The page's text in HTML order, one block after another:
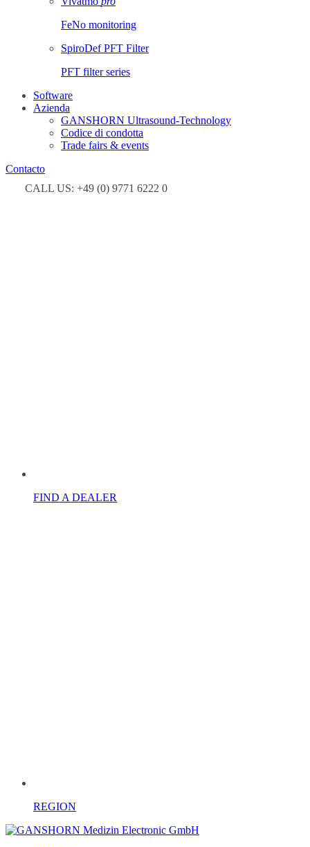
FeNo monitoring
SpiroDef PFT Filter
PFT filter series
Software
Azienda
GANSHORN Ultrasound-Technology
Codice di condotta
Trade fairs & events
Contacto
CALL US: +49 (0) 9771 6222 0
FIND A DEALER
REGION